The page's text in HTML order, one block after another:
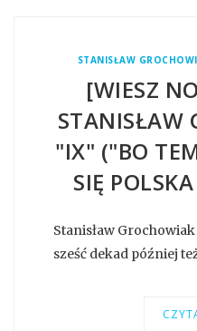
STANISŁAW
[WIESZ
STANISŁAW
"IX" ("BO
SIĘ
Stanisław
sześć dekad później